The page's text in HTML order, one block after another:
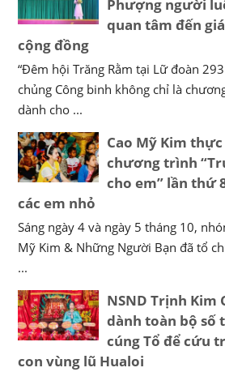
Phượng người
quan tâm đến
cộng đồng
“Đêm hội Trăng Rằm tại Lữ đoàn
chủng Công binh không chỉ là
dành cho ...
Cao Mỹ Kim
chương trình
cho em” lần thứ
các em nhỏ
Sáng ngày 4 và ngày 5 tháng 10,
Mỹ Kim & Những Người Bạn đã tổ
...
NSND Trịnh Kim
dành toàn bộ số
cúng Tổ để cứu
con vùng lũ Hualoi